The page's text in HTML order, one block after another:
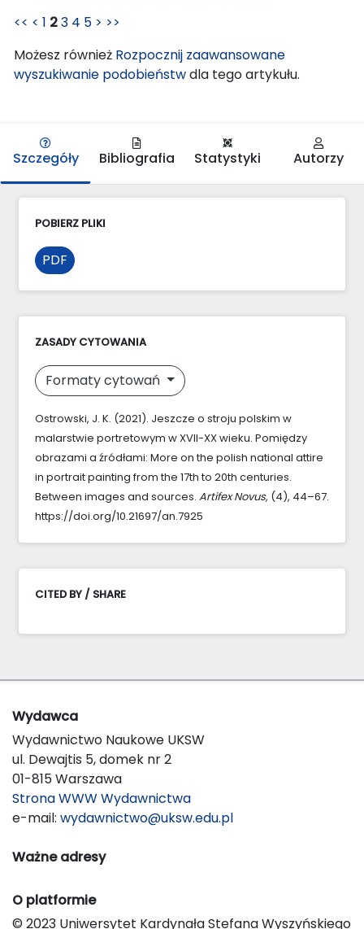
<< < 1 23 4 5 > >>
Możesz również Rozpocznij zaawansowane
wyszukiwanie podobieństwdla tego artykułu.
Szczegóły Bibliografia Statystyki Autorzy
POBIERZ PLIKI
PDF
ZASADY CYTOWANIA
Formaty cytowań
Ostrowski, J. K. (2021). Jeszcze o stroju polskim w
malarstwie portretowym w XVII-XX wieku. Pomiędzy
obrazami a źródłami: More on the polish national attire
in portrait painting from the 17th to 20th centuries.
Between images and sources. Artifex Novus, (4), 44–67.
https://doi.org/10.21697/an.7925
CITED BY / SHARE
Wydawca
Wydawnictwo Naukowe UKSW
ul. Dewajtis 5, domek nr 2
01-815 Warszawa
Strona WWW Wydawnictwa
e-mail: wydawnictwo@uksw.edu.pl
Ważne adresy
O platformie
© 2023 Uniwersytet Kardynała Stefana Wyszyńskiego